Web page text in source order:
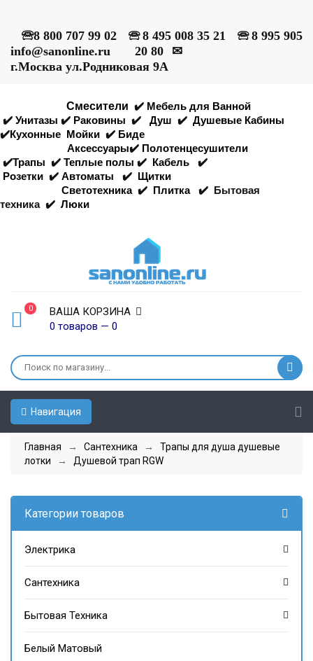
🕾8 800 707 99 02 🕾 8 495 008 35 21 🕾 8 995 905
20 80
✉
info@sanonline.ru
г.Москва ул.Родниковая 9А
Смесители ✔️ Мебель для Ванной
✔️ Унитазы ✔️ Раковины ✔️ Душ ✔️ Душевые Кабины
✔️Кухонные Мойки ✔️ Биде
Аксессуары✔️ Полотенцесушители
✔️Трапы ✔️ Теплые полы ✔️ Кабель
✔️
Розетки ✔️ Автоматы ✔️ Щитки
Светотехника ✔️ Плитка ✔️ Бытовая
техника ✔️ Люки
0
ВАША КОРЗИНА
0 товаров — 0
Навигация
Главная → Сантехника → Трапы для душа душевые
лотки
→ Душевой трап RGW
Категории товаров
Электрика
Сантехника
Бытовая Техника
Белый Матовый